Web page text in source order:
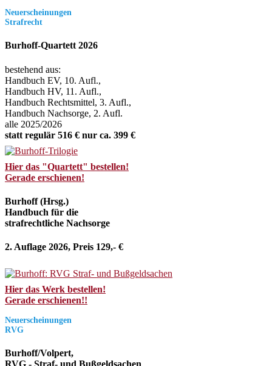
Neuerscheinungen
Strafrecht
Burhoff-Quartett 2026
bestehend aus:
Handbuch EV, 10. Aufl.,
Handbuch HV, 11. Aufl.,
Handbuch Rechtsmittel, 3. Aufl.,
Handbuch Nachsorge, 2. Aufl.
alle 2025/2026
statt regulär 516 € nur ca. 399 €
Hier das "Quartett" bestellen!
Gerade erschienen!
Burhoff (Hrsg.)
Handbuch für die
strafrechtliche Nachsorge
2. Auflage 2026, Preis 129,- €
Hier das Werk bestellen!
Gerade erschienen!!
Neuerscheinungen
RVG
Burhoff/Volpert,